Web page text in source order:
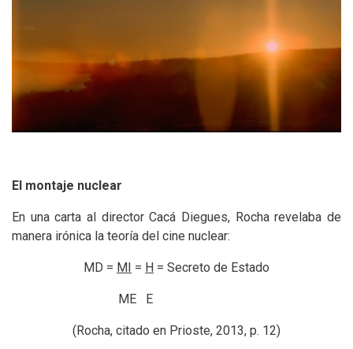
El montaje nuclear
En una carta al director Cacá Diegues, Rocha revelaba de
manera irónica la teoría del cine nuclear:
MD = MI = H = Secreto de Estado
ME E
(Rocha, citado en Prioste, 2013, p. 12)